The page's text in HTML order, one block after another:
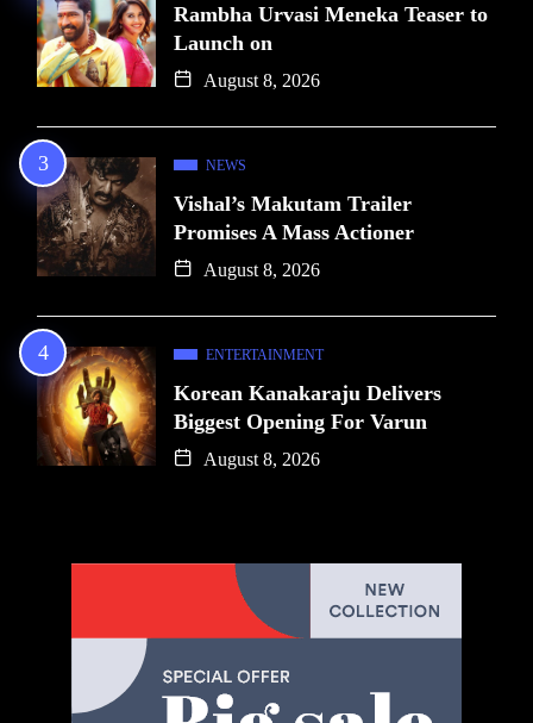
Rambha Urvasi Meneka Teaser to
Launch on
August 8, 2026
NEWS
Vishal’s Makutam Trailer
Promises A Mass Actioner
August 8, 2026
ENTERTAINMENT
Korean Kanakaraju Delivers
Biggest Opening For Varun
August 8, 2026